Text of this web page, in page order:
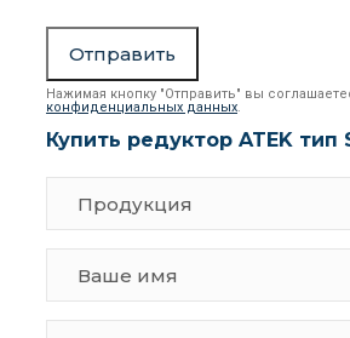
Нажимая кнопку "Отправить" вы
конфиденциальных данных.
Купить редуктор ATEK тип